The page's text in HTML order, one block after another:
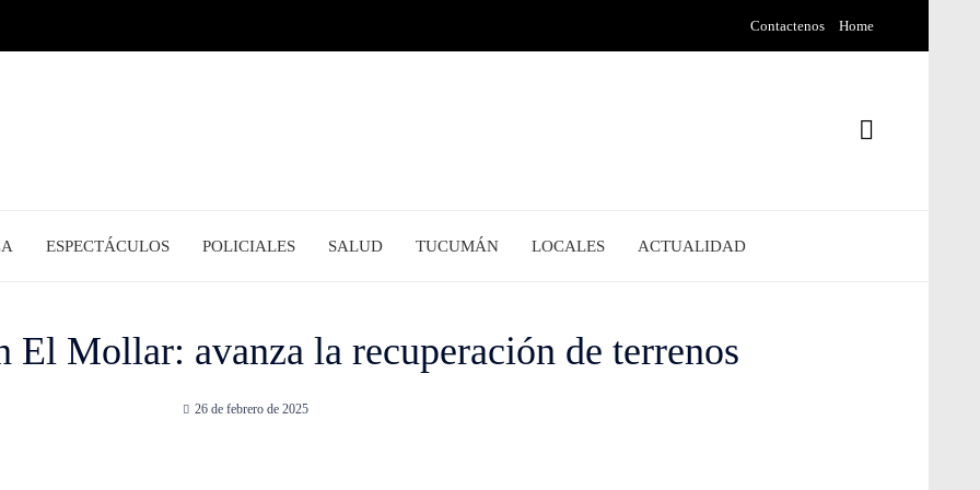
Contactenos Home
ESPECTÁCULOS POLICIALES SALUD TUCUMÁN LOCALES ACTUALIDAD
El Mollar: avanza la recuperación de terrenos
26 de febrero de 2025